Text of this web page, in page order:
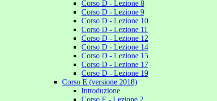
Corso D - Lezione 8
Corso D - Lezione 9
Corso D - Lezione 10
Corso D - Lezione 11
Corso D - Lezione 12
Corso D - Lezione 14
Corso D - Lezione 15
Corso D - Lezione 17
Corso D - Lezione 19
Corso E (versione 2018)
Introduzione
Corso E - Lezione 2